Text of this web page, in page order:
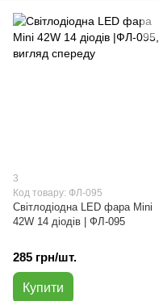
3
Код товару: ФЛ-095
Світлодіодна LED фара Мini
42W 14 діодів | ФЛ-095
285 грн/шт.
Купити